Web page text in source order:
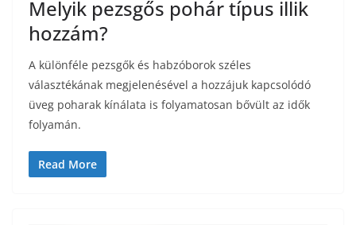
Melyik pezsgős pohár típus illik
hozzám?
A különféle pezsgők és habzóborok széles
választékának megjelenésével a hozzájuk kapcsolódó
üveg poharak kínálata is folyamatosan bővült az idők
folyamán.
Read More